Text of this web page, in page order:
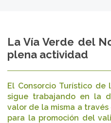
La Vía Verde del
plena actividad
El Consorcio Turístico de
sigue trabajando en la
valor de la misma a
para la promoción del